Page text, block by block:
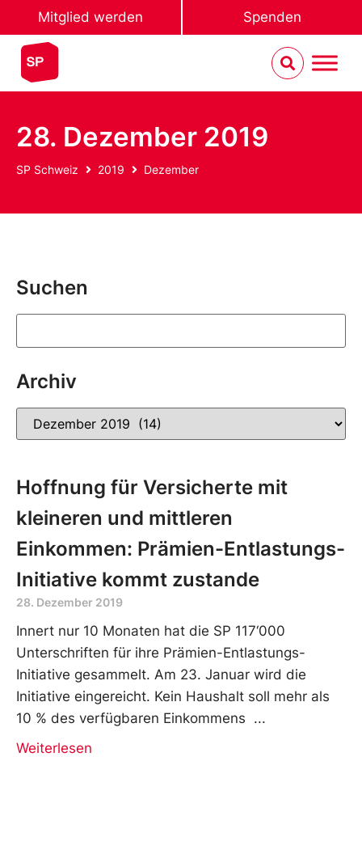
Mitglied werden Spenden
28. Dezember 2019
SP Schweiz 2019 Dezember
Suchen
Archiv
Hoffnung für Versicherte mit
kleineren und mittleren
Einkommen: Prämien-Entlastungs-
Initiative kommt zustande
28. Dezember 2019
Innert nur 10 Monaten hat die SP 117‘000
Unterschriften für ihre Prämien-Entlastungs-
Initiative gesammelt. Am 23. Januar wird die
Initiative eingereicht. Kein Haushalt soll mehr als
10 % des verfügbaren Einkommens
Weiterlesen